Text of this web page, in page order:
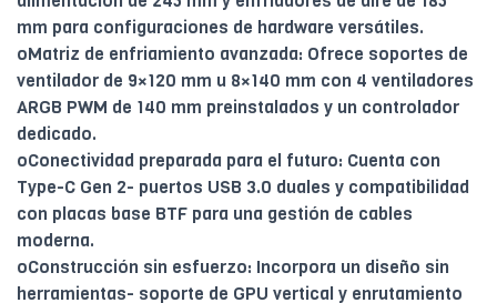
mm para configuraciones de hardware versátiles.
oMatriz de enfriamiento avanzada: Ofrece soportes de
ventilador de 9×120 mm u 8×140 mm con 4 ventiladores
ARGB PWM de 140 mm preinstalados y un controlador
dedicado.
oConectividad preparada para el futuro: Cuenta con
Type-C Gen 2- puertos USB 3.0 duales y compatibilidad
con placas base BTF para una gestión de cables
moderna.
oConstrucción sin esfuerzo: Incorpora un diseño sin
herramientas- soporte de GPU vertical y enrutamiento